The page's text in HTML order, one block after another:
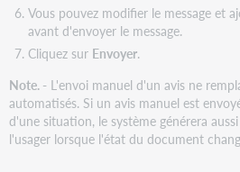
Vous pouvez modifier le message et
avant d'envoyer le message.
Cliquez sur Envoyer.
Note. - L'envoi manuel d'un avis ne
automatisés. Si un avis manuel est
d'une situation, le système générera
l'usager lorsque l'état du document